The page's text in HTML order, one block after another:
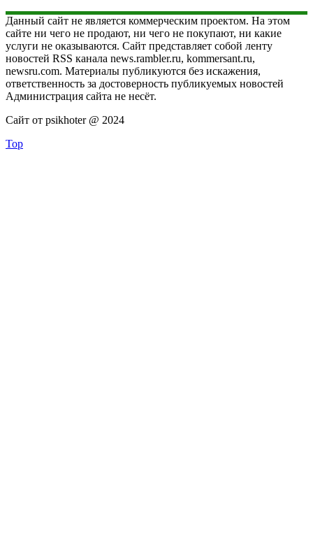
Данный сайт не является коммерческим проектом. На этом
сайте ни чего не продают, ни чего не покупают, ни какие
услуги не оказываются. Сайт представляет собой ленту
новостей RSS канала news.rambler.ru, kommersant.ru,
newsru.com. Материалы публикуются без искажения,
ответственность за достоверность публикуемых новостей
Администрация сайта не несёт.
Сайт от psikhoter @ 2024
Top